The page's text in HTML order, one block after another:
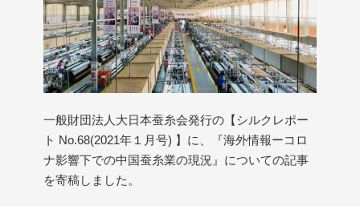
一般財団法人大日本蚕糸会発行の【シルクレポー
ト No.68(2021年１月号) 】に、『海外情報ーコロ
ナ影響下での中国蚕糸業の現況』についての記事
を寄稿しました。